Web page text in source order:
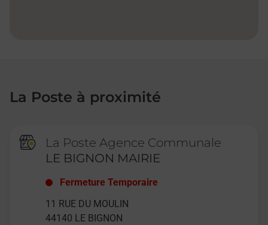
La Poste à proximité
La Poste Agence Communale
LE BIGNON MAIRIE
Fermeture Temporaire
11 RUE DU MOULIN
44140 LE BIGNON